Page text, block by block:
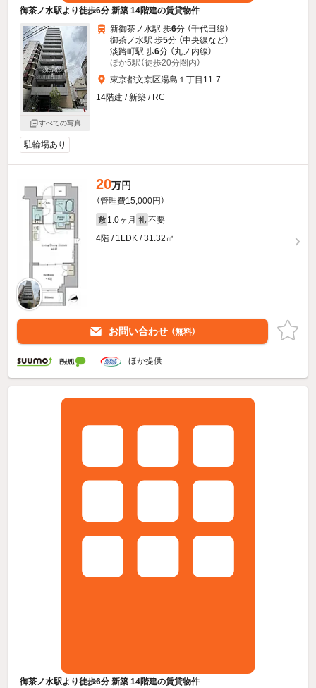
御茶ノ水駅より徒歩6分 新築 14階建の賃貸物件
すべての写真
新御茶ノ水駅 歩6分 （千代田線）
御茶ノ水駅 歩5分 （中央線など）
淡路町駅 歩6分 （丸ノ内線）
ほか5駅（徒歩20分圏内）
東京都文京区湯島１丁目11-7
14階建 / 新築 / RC
駐輪場あり
20万円
（管理費15,000円）
敷 1.0ヶ月 礼 不要
4階 / 1LDK / 31.32㎡
お問い合わせ （無料）
ほか提供
御茶ノ水駅より徒歩6分 新築 14階建の賃貸物件